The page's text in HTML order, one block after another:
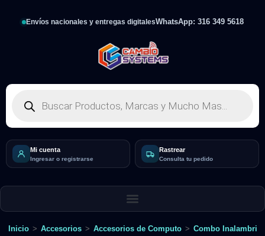
Envíos nacionales y entregas digitalesWhatsApp: 316 349 5618
Mi cuenta
Ingresar o registrarse
Rastrear
Consulta tu pedido
Inicio > Accesorios > Accesorios de Computo > Combo